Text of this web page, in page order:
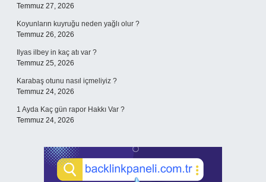
Temmuz 27, 2026
Koyunların kuyruğu neden yağlı olur ?
Temmuz 26, 2026
Ilyas ilbey in kaç atı var ?
Temmuz 25, 2026
Karabaş otunu nasıl içmeliyiz ?
Temmuz 24, 2026
1 Ayda Kaç gün rapor Hakkı Var ?
Temmuz 24, 2026